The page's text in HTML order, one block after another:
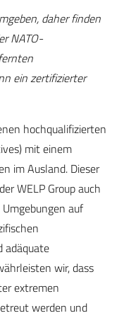
daher finden
NATO-
ein zertifizierter
hochqualifizierten
mit einem
im Ausland. Dieser
WELP Group auch
auf
adäquate
wir, dass
extremen
werden und